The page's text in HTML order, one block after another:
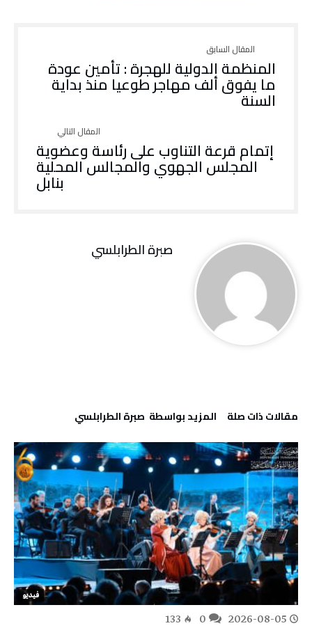
المنظمة الدولية للهجرة : تأمين عودة
ما يفوق ألف مهاجر طوعيا منذ بداية
السنة
إتمام قرعة التناوب على رئاسة وعضوية
المجلس الجهوي والمجالس المحلية
بنابل
صبرة الطرابلسي
‫مقالات ذات صلة‬ ‫‫المزيد بواسطة‬ ‬ صبرة الطرابلسي
فيديو
2026-08-05
133